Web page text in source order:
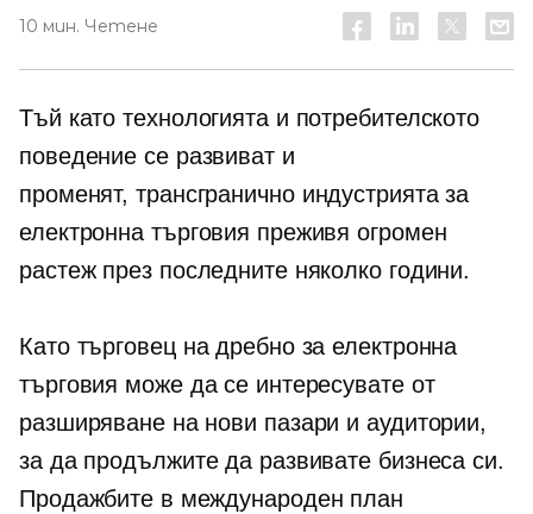
10 мин. Четене
Тъй като технологията и потребителското
поведение се развиват и
променят,трансграничноиндустрията за
електронна търговия преживя огромен
растеж през последните няколко години.
Като търговец на дребно за електронна
търговия може да се интересувате от
разширяване на нови пазари и аудитории,
за да продължите да развивате бизнеса си.
Продажбите в международен план